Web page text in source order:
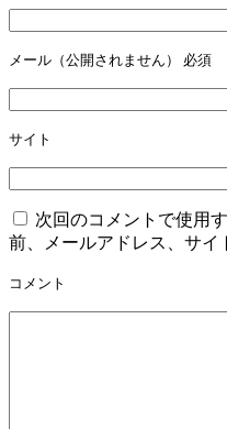
メール（公開されません） 必須
サイト
次回のコメントで使用
前、メールアドレス、サイ
コメント